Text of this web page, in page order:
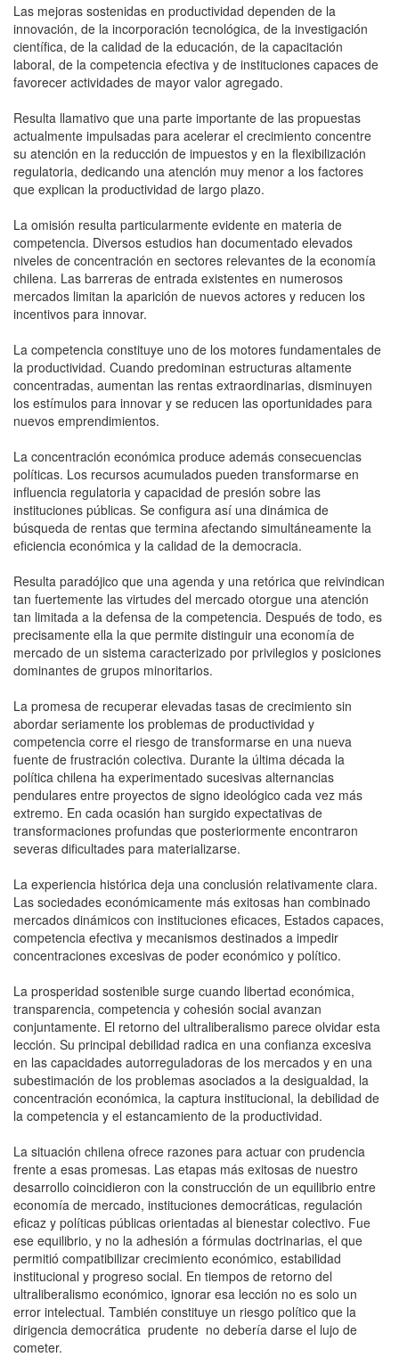
Las mejoras sostenidas en productividad dependen de la
innovación, de la incorporación tecnológica, de la investigación
científica, de la calidad de la educación, de la capacitación
laboral, de la competencia efectiva y de instituciones capaces de
favorecer actividades de mayor valor agregado.
Resulta llamativo que una parte importante de las propuestas
actualmente impulsadas para acelerar el crecimiento concentre
su atención en la reducción de impuestos y en la flexibilización
regulatoria, dedicando una atención muy menor a los factores
que explican la productividad de largo plazo.
La omisión resulta particularmente evidente en materia de
competencia. Diversos estudios han documentado elevados
niveles de concentración en sectores relevantes de la economía
chilena. Las barreras de entrada existentes en numerosos
mercados limitan la aparición de nuevos actores y reducen los
incentivos para innovar.
La competencia constituye uno de los motores fundamentales de
la productividad. Cuando predominan estructuras altamente
concentradas, aumentan las rentas extraordinarias, disminuyen
los estímulos para innovar y se reducen las oportunidades para
nuevos emprendimientos.
La concentración económica produce además consecuencias
políticas. Los recursos acumulados pueden transformarse en
influencia regulatoria y capacidad de presión sobre las
instituciones públicas. Se configura así una dinámica de
búsqueda de rentas que termina afectando simultáneamente la
eficiencia económica y la calidad de la democracia.
Resulta paradójico que una agenda y una retórica que reivindican
tan fuertemente las virtudes del mercado otorgue una atención
tan limitada a la defensa de la competencia. Después de todo, es
precisamente ella la que permite distinguir una economía de
mercado de un sistema caracterizado por privilegios y posiciones
dominantes de grupos minoritarios.
La promesa de recuperar elevadas tasas de crecimiento sin
abordar seriamente los problemas de productividad y
competencia corre el riesgo de transformarse en una nueva
fuente de frustración colectiva. Durante la última década la
política chilena ha experimentado sucesivas alternancias
pendulares entre proyectos de signo ideológico cada vez más
extremo. En cada ocasión han surgido expectativas de
transformaciones profundas que posteriormente encontraron
severas dificultades para materializarse.
La experiencia histórica deja una conclusión relativamente clara.
Las sociedades económicamente más exitosas han combinado
mercados dinámicos con instituciones eficaces, Estados capaces,
competencia efectiva y mecanismos destinados a impedir
concentraciones excesivas de poder económico y político.
La prosperidad sostenible surge cuando libertad económica,
transparencia, competencia y cohesión social avanzan
conjuntamente. El retorno del ultraliberalismo parece olvidar esta
lección. Su principal debilidad radica en una confianza excesiva
en las capacidades autorreguladoras de los mercados y en una
subestimación de los problemas asociados a la desigualdad, la
concentración económica, la captura institucional, la debilidad de
la competencia y el estancamiento de la productividad.
La situación chilena ofrece razones para actuar con prudencia
frente a esas promesas. Las etapas más exitosas de nuestro
desarrollo coincidieron con la construcción de un equilibrio entre
economía de mercado, instituciones democráticas, regulación
eficaz y políticas públicas orientadas al bienestar colectivo. Fue
ese equilibrio, y no la adhesión a fórmulas doctrinarias, el que
permitió compatibilizar crecimiento económico, estabilidad
institucional y progreso social. En tiempos de retorno del
ultraliberalismo económico, ignorar esa lección no es solo un
error intelectual. También constituye un riesgo político que la
dirigencia democrática prudente no debería darse el lujo de
cometer.